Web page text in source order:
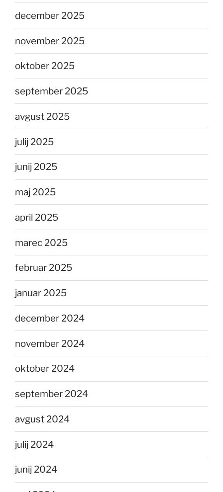
december 2025
november 2025
oktober 2025
september 2025
avgust 2025
julij 2025
junij 2025
maj 2025
april 2025
marec 2025
februar 2025
januar 2025
december 2024
november 2024
oktober 2024
september 2024
avgust 2024
julij 2024
junij 2024